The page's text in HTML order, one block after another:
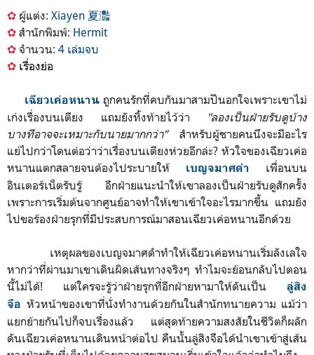
✿ ผู้แต่ง: Xiayen 夏灩
✿ สำนักพิมพ์: Hermit
✿ จำนวน: 4 เล่มจบ
✿ เรื่องย่อ
เฉียวเค่อหนาน ถูกคนรักที่คบกันมาสามปีนอกใจเพราะเขาไม่
เก่งเรื่องบนเตียง แถมยังทิ้งท้ายไว้ว่า
"ลองเป็นฝ่ายรับดูบ้าง
บางทีอาจจะเหมาะกับนายมากกว่า” สำหรับผู้ชายคนนึงจะมีอะไร
แย่ไปกว่าโดนต่อว่าว่าเรื่องบนเตียงห่วยอีกล่ะ? หัวใจของเฉียวเค่อ
หนานแตกสลายจนต้องไประบายให้ เบญจมาศดำ
เพื่อนบน
อินเตอร์เน็ตรับรู้ อีกฝ่ายแนะนำให้เขาลองเป็นฝ่ายรับดูสักครั้ง
เพราะการเริ่มต้นจากศูนย์อาจทำให้เขาเข้าใจอะไรมากขึ้น แถมยัง
ไปขอร้องฝ่ายรุกที่มีประสบการณ์มาสอนเฉียวเค่อหนานอีกด้วย
เหตุผลของเบญจมาศดำทำให้เฉียวเค่อหนานเริ่มลังเลใจ
หากว่าที่ผ่านมาเขาเดินผิดเส้นทางจริงๆ ทำไมจะย้อนกลับไปตอน
นี้ไม่ได้! แต่ใครจะรู้ว่าฝ่ายรุกที่อีกฝ่ายหามาให้ดันเป็น ลู่สิง
จือ หัวหน้าของเขาที่นั่งทำงานด้วยกันในสำนักทนายความ แม้ว่า
แยกย้ายกันไปก็จบเรื่องแล้ว แต่สุดท้ายความสงสัยในชีวิตก็ผลัก
ดันเฉียวเค่อหนานเดินหน้าต่อไป คืนนั้นลู่สิงจือได้นำเขาเข้าสู่เส้น